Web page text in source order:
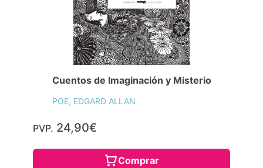
Cuentos de Imaginación y Misterio
POE, EDGARD ALLAN
PVP. 24,90€
Comprar